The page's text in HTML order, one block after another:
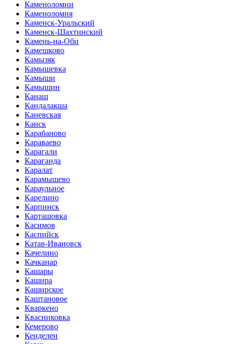
Каменоломни
Каменоломня
Каменск-Уральский
Каменск-Шахтинский
Камень-на-Оби
Камешково
Камызяк
Камышевка
Камыши
Камышин
Канаш
Кандалакша
Каневская
Канск
Карабаново
Караваево
Карагали
Караганда
Каралат
Карамышево
Караульное
Карелино
Карпинск
Карташовка
Касимов
Каспийск
Катав-Ивановск
Качелино
Качканар
Кашары
Кашира
Каширское
Каштановое
Кваркено
Квасниковка
Кемерово
Кенделен